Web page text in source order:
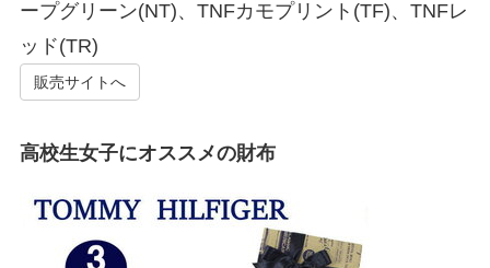
ープグリーン(NT)、TNFカモプリント(TF)、TNFレ
ッド(TR)
販売サイトへ
高校生女子にオススメの財布